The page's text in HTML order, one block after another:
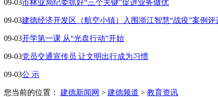
09-03市林业局纪委抓好“三个关键”促进业务做优
09-03建德经济开发区（航空小镇）入围浙江智慧“战疫”案例评
09-03开学第一课 从“光盘行动”开始
09-03党员交通宣传员 让文明出行成为习惯
09-03公 示
您当前的位置： 建德新闻网 > 建德频道 > 教育资讯